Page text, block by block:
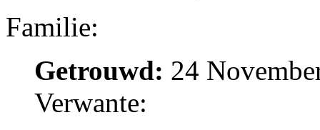
Familie:
Getrouwd: 24
Verwante: